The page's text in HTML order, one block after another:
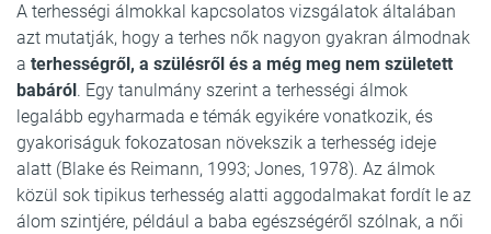
A terhességi álmokkal kapcsolatos vizsgálatok általában
azt mutatják, hogy a terhes nők nagyon gyakran álmodnak
a terhességről, a szülésről és a még meg nem született
babáról. Egy tanulmány szerint a terhességi álmok
legalább egyharmada e témák egyikére vonatkozik, és
gyakoriságuk fokozatosan növekszik a terhesség ideje
alatt (Blake és Reimann, 1993; Jones, 1978). Az álmok
közül sok tipikus terhesség alatti aggodalmakat fordít le az
álom szintjére, például a baba egészségéről szólnak, a női